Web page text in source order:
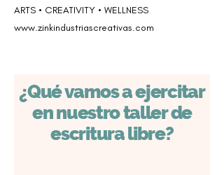
ARTS • CREATIVITY • WELLNESS
www.zinkindustriascreativas.com
¿Qué vamos a ejercitar
en nuestro taller de
escritura libre?